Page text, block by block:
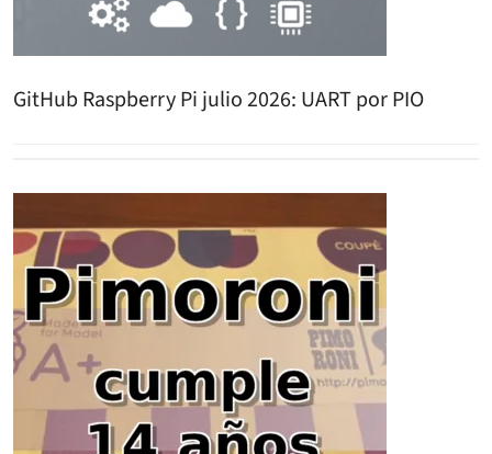
GitHub Raspberry Pi julio 2026: UART por PIO